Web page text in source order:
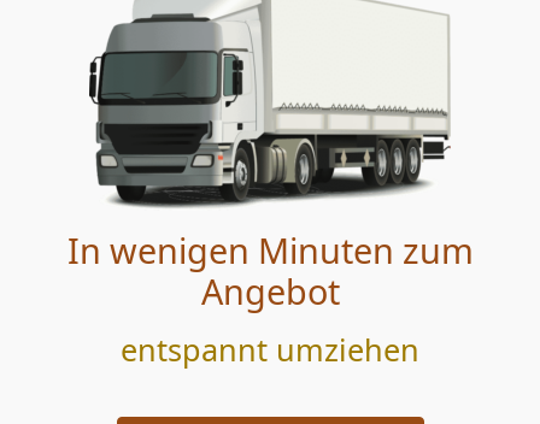
In wenigen Minuten zum
Angebot
entspannt umziehen